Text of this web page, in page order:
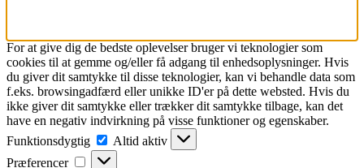
For at give dig de bedste oplevelser bruger vi teknologier som
cookies til at gemme og/eller få adgang til enhedsoplysninger. Hvis
du giver dit samtykke til disse teknologier, kan vi behandle data som
f.eks. browsingadfærd eller unikke ID'er på dette websted. Hvis du
ikke giver dit samtykke eller trækker dit samtykke tilbage, kan det
have en negativ indvirkning på visse funktioner og egenskaber.
Funktionsdygtig
Funktionsdygtig
Altid aktiv
Præferencer
Præferencer